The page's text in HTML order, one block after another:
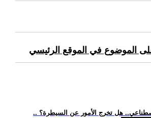
الموضوع في الموقع الرئيسي